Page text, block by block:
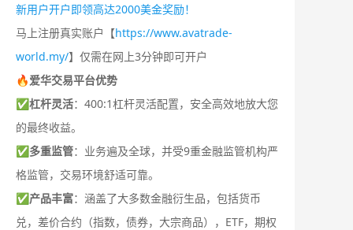
新用户开户即领高达2000美金奖励！
马上注册真实账户【https://www.avatrade-
world.my/】仅需在网上3分钟即可开户
🔥爱华交易平台优势
✅杠杆灵活：400:1杠杆灵活配置，安全高效地放大您
的最终收益。
✅多重监管：业务遍及全球，并受9重金融监管机构严
格监管，交易环境舒适可靠。
✅产品丰富：涵盖了大多数金融衍生品，包括货币
兑，差价合约（指数，债券，大宗商品），ETF，期权